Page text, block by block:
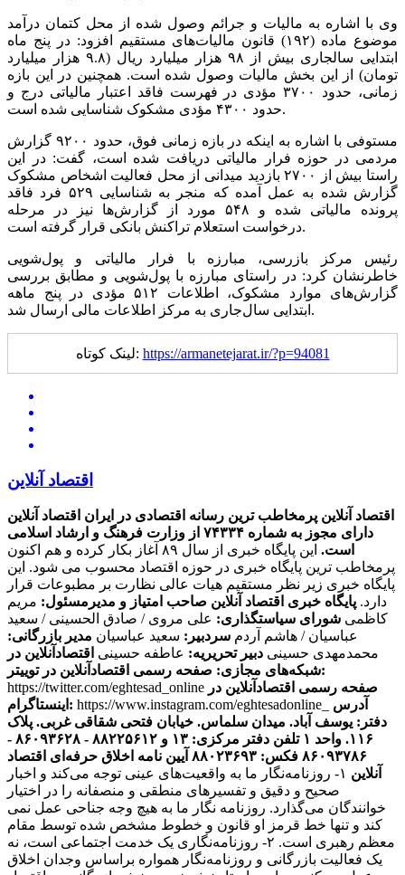
وی با اشاره به مالیات و جرائم وصول شده از محل کتمان درآمد
موضوع ماده (۱۹۲) قانون مالیات‌های مستقیم افزود: در پنج ماه
ابتدایی سال‏جاری بیش از ۹۸ هزار میلیارد ریال (۹.۸ هزار میلیارد
تومان) از این بخش مالیات وصول شده است. همچنین در این بازه
زمانی، حدود ۳۷۰۰ مؤدی در فهرست فاقد اعتبار مالیاتی درج و
حدود ۴۳۰۰ مؤدی مشکوک شناسایی شده است.
مستوفی با اشاره به اینکه در بازه زمانی فوق، حدود ۹۲۰۰ گزارش
مردمی در حوزه فرار مالیاتی دریافت شده است، گفت: در این
راستا بیش از ۲۷۰۰ بازدید میدانی از محل فعالیت اشخاص مشکوک
گزارش شده به عمل آمده که منجر به شناسایی ۵۲۹ فرد فاقد
پرونده مالیاتی شده و ۵۴۸ مورد از گزارش‌ها نیز در مرحله
درخواست استعلام تراکنش بانکی قرار گرفته است.
رئیس مرکز بازرسی، مبارزه با فرار مالیاتی و پول‌شویی
خاطرنشان کرد: در راستای مبارزه با پول‌شویی و مطابق بررسی
گزارش‌های موارد مشکوک، اطلاعات ۵۱۲ مؤدی در پنج ماهه
ابتدایی سال‌جاری به مرکز اطلاعات مالی ارسال شد.
لینک کوتاه: https://armanetejarat.ir/?p=94081
اقتصاد آنلاین
اقتصاد آنلاین پرمخاطب ترین رسانه اقتصادی در ایران اقتصاد آنلاین
دارای مجوز به شماره ۷۴۳۳۴ از وزارت فرهنگ و ارشاد اسلامی
است.
این پایگاه خبری از سال ۸۹ آغاز بکار کرده و هم اکنون
پرمخاطب ترین پایگاه خبری در حوزه اقتصاد محسوب می شود. این
پایگاه خبری زیر نظر مستقیم هیات عالی نظارت بر مطبوعات قرار
دارد. پایگاه خبری اقتصاد آنلاین صاحب امتیاز و مدیرمسئول: مریم
کاظمی شورای سیاستگذاری: علی مروی / صادق الحسینی / سعید
عباسیان / هاشم آردم سردبیر: سعید عباسیان مدیر بازرگانی:
محمدمهدی حسینی دبیر تحریریه: عاطفه حسینی اقتصادآنلاین در
شبکه‌های مجازی:صفحه رسمی اقتصادآنلاین در توییتر:
https://twitter.com/eghtesad_online صفحه رسمی اقتصادآنلاین در
اینستاگرام: https://www.instagram.com/eghtesadonline_ آدرس
دفتر: یوسف آباد. میدان سلماس. خیابان فتحی شقاقی غربی. پلاک
۱۱۶. واحد ۱
تلفن دفتر مرکزی: ۱۳ و ۸۸۲۲۵۶۱۲ - ۸۶۰۹۳۶۲۸ -
۸۶۰۹۳۷۸۶ فکس: ۸۸۰۲۳۶۹۳
آیین نامه اخلاق حرفه‌ای اقتصاد
آنلاین
۱- روزنامه‌نگار ما به واقعیت‌های عینی توجه می‌کند و اخبار
صحیح و دقیق و تفسیرهای منطقی و منصفانه را در اختیار
خوانندگان می‌گذارد. روزنامه نگار ما به هیچ وجه جناحی عمل نمی
کند و تنها خط قرمز او قانون و خطوط مشخص شده توسط مقام
معظم رهبری است. ۲- روزنامه‌نگاری یک خدمت اجتماعی است، نه
یک فعالیت بازرگانی و روزنامه‌نگار همواره براساس وجدان اخلاق